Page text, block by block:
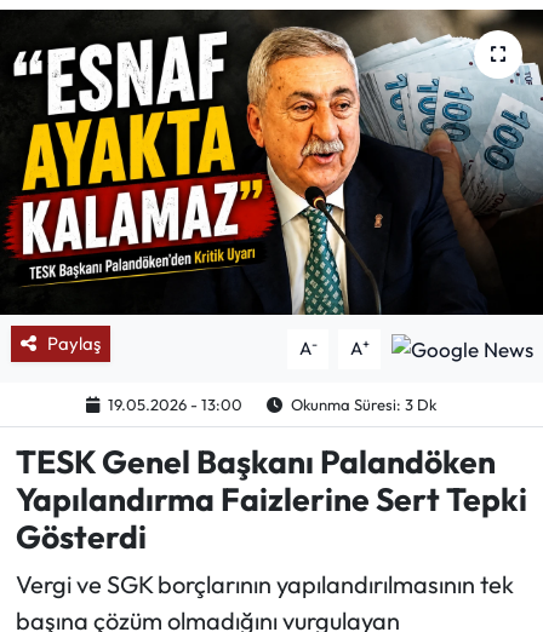
Paylaş A- A+
19.05.2026 - 13:00 Okunma Süresi: 3 Dk
TESK Genel Başkanı Palandöken
Yapılandırma Faizlerine Sert Tepki
Gösterdi
Vergi ve SGK borçlarının yapılandırılmasının tek
başına çözüm olmadığını vurgulayan
Köşe Yazıları
Karikatür Galeri
BIK
ASTROLOJİ
Mektup Galeri
Ekonomi
Sağlık
Turizm
Teknoloji